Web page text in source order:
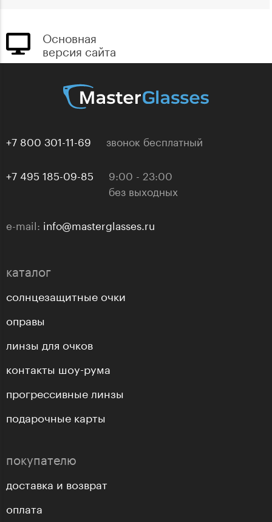
Основная
версия сайта
+7 800 301-11-69 звонок бесплатный
+7 495 185-09-85
9:00 - 23:00
без выходных
e-mail: info@masterglasses.ru
каталог
солнцезащитные очки
оправы
линзы для очков
контакты шоу-рума
прогрессивные линзы
подарочные карты
покупателю
доставка и возврат
оплата